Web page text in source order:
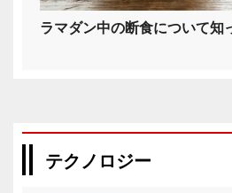
ラマダン中の断食について知
テクノロジー